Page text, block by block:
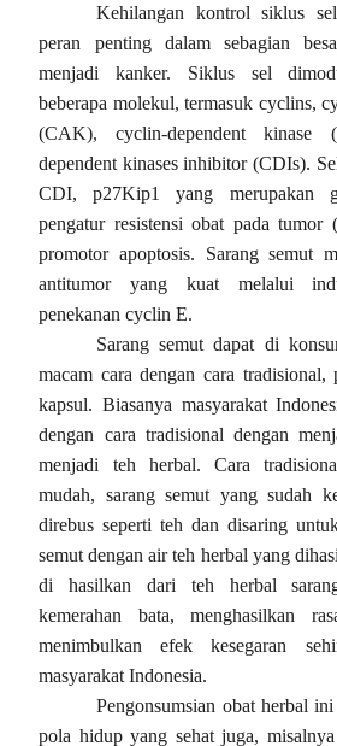
Kehilangan kontrol siklus
peran penting dalam sebagian
menjadi kanker. Siklus sel
beberapa molekul, termasuk cyclins,
(CAK), cyclin-dependent
dependent kinases inhibitor (CDIs).
CDI, p27Kip1 yang merupakan
pengatur resistensi obat pada tumor
promotor apoptosis. Sarang semut
antitumor yang kuat melalui
penekanan cyclin E.
Sarang semut dapat di
macam cara dengan cara tradisional,
kapsul. Biasanya masyarakat
dengan cara tradisional dengan
menjadi teh herbal. Cara
mudah, sarang semut yang sudah
direbus seperti teh dan disaring
semut dengan air teh herbal yang
di hasilkan dari teh herbal
kemerahan bata, menghasilkan
menimbulkan efek kesegaran
masyarakat Indonesia.
Pengonsumsian obat herbal
pola hidup yang sehat juga,